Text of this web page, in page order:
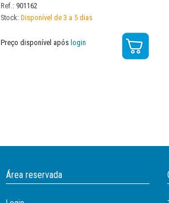
Ref.:901162
Stock: Disponível de 3 a 5 dias
Preço disponível após login
Área reservada